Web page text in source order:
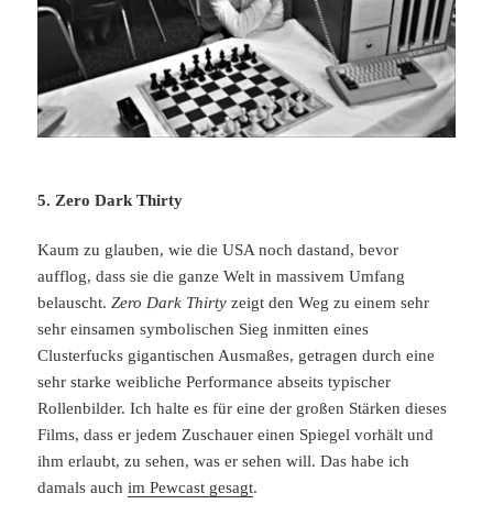
5. Zero Dark Thirty
Kaum zu glauben, wie die USA noch dastand, bevor
aufflog, dass sie die ganze Welt in massivem Umfang
belauscht.Zero Dark Thirty zeigt den Weg zu einem sehr
sehr einsamen symbolischen Sieg inmitten eines
Clusterfucks gigantischen Ausmaßes, getragen durch eine
sehr starke weibliche Performance abseits typischer
Rollenbilder. Ich halte es für eine der großen Stärken dieses
Films, dass er jedem Zuschauer einen Spiegel vorhält und
ihm erlaubt, zu sehen, was er sehen will. Das habe ich
damals auchim Pewcast gesagt.